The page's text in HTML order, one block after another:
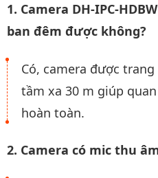
1. Camera DH-IPC-
ban đêm được không?
Có, camera được
tầm xa 30 m giúp
hoàn toàn.
2. Camera có mic thu